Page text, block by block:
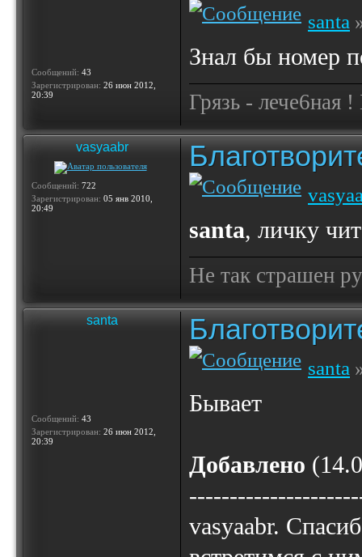
Сообщений: 43
Зарегистрирован: 26 июн 2012,
20:39
santa
Знал бы номер
Грязь - лече6ная
vasyaabr
Сообщений: 722
Зарегистрирован: 05 янв 2010,
20:49
santa, личку
Не так страшен
santa
Сообщений: 43
Зарегистрирован: 26 июн 2012,
20:39
santa
Бывает
Добавлено
vasyaabr.